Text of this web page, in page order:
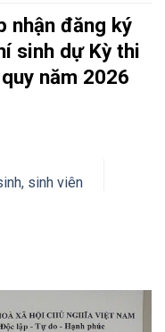
nhận đăng ký
sinh dự Kỳ thi
năm 2026
sinh viên